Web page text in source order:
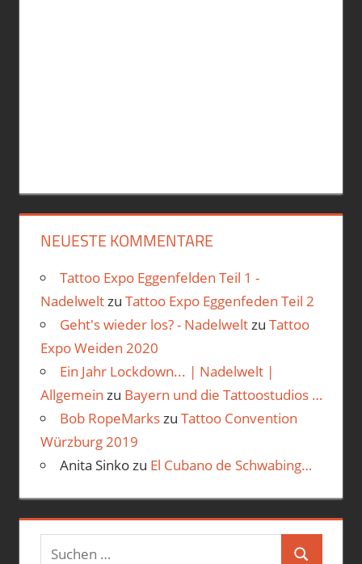
NEUESTE KOMMENTARE
Tattoo Expo Eggenfelden Teil 1 -
Nadelweltzu Tattoo Expo Eggenfeden Teil 2
Geht's wieder los? - Nadelweltzu Tattoo
Expo Weiden 2020
Ein Jahr Lockdown... | Nadelwelt |
Allgemein zu Bayern und die Tattoostudios …
Bob RopeMarkszu Tattoo Convention
Würzburg 2019
Anita Sinkozu El Cubano de Schwabing…
Suchen